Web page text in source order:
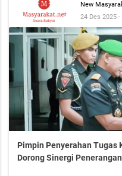
New
24 Des 2025
Pimpin Penyerahan Tugas
Dorong Sinergi